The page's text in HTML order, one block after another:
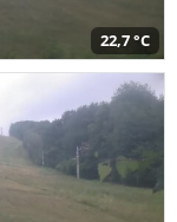
22,7 °C